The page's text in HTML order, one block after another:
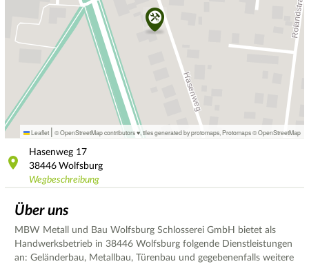
Leaflet | © OpenStreetMap contributors ♥, tiles generated by protomaps Protomaps©OpenStreetMap
Hasenweg 17
38446 Wolfsburg
Wegbeschreibung
Über uns
MBW Metall und Bau Wolfsburg Schlosserei GmbH bietet als
Handwerksbetrieb in 38446 Wolfsburg folgende Dienstleistungen
an: Geländerbau, Metallbau, Türenbau und gegebenenfalls weitere